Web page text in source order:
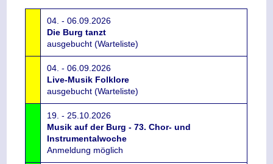
04. - 06.09.2026
Die Burg tanzt
ausgebucht (Warteliste)
04. - 06.09.2026
Live-Musik Folklore
ausgebucht (Warteliste)
19. - 25.10.2026
Musik auf der Burg - 73. Chor- und
Instrumentalwoche
Anmeldung möglich